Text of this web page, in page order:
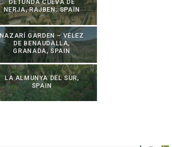
DETUNDA CUEVA DE
NERJA, RAJBEN. SPAIN
NAZARÍ GARDEN – VÉLEZ
DE BENAUDALLA,
GRANADA, SPAIN
LA ALMUNYA DEL SUR,
SPAIN